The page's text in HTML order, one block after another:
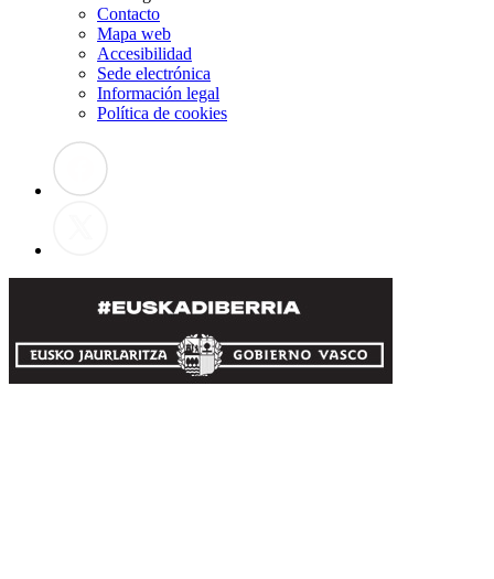
Contacto
Mapa web
Accesibilidad
Sede electrónica
Información legal
Política de cookies